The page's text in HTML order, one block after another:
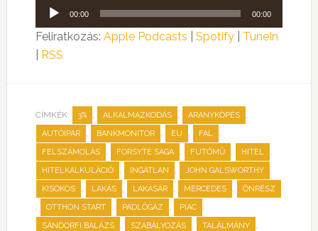
Audió
lejátszó
00:00 00:00
Feliratkozás: Apple Podcasts Spotify| TuneIn
RSS
CÍMKÉK: 3% , ALKALMAZKODÁS , ARANYKÖPÉS ,
AUTÓIPAR , BANKMONITOR , EU , FAL ,
FELSZÁMOLÁS , FORSYTE SAGA , FUTÓMŰ , HITEL ,
HITELKALKULÁCIÓ , INGATLAN , JOHN GALSWORTHY ,
KISOKOS , LAKÁS , LAKÁSÁR , MERCEDES , ÖNRÉSZ
, OTTHON START , PADLÓGÁZ , PIAC ,
SÁNDORFI BALÁZS , SZABÁLYOZÁS , TALÁLMÁNY ,